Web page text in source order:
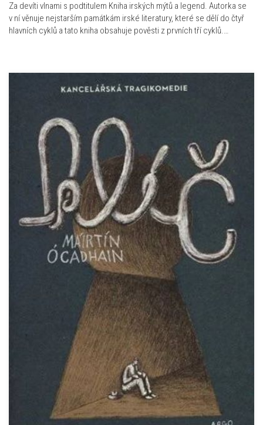
Za devíti vlnami s podtitulem Kniha irských mýtů a legend. Autorka se
v ní věnuje nejstarším památkám irské literatury, které se dělí do čtyř
hlavních cyklů a tato kniha obsahuje pověsti z prvních tří cyklů.…